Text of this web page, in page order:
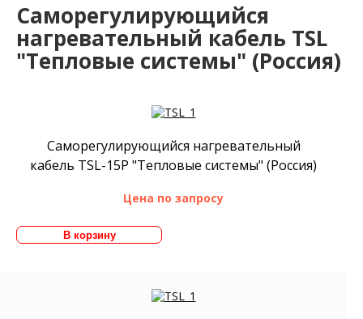
Саморегулирующийся
нагревательный кабель TSL
"Тепловые системы" (Россия)
Саморегулирующийся нагревательный
кабель TSL-15P "Тепловые системы" (Россия)
Цена по запросу